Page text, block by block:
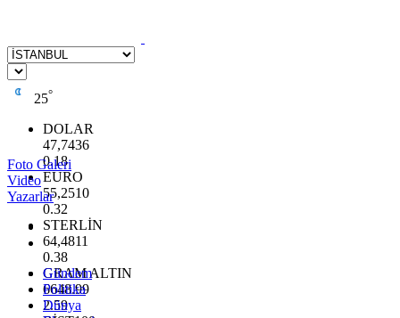
25°
DOLAR
47,7436
0.18
EURO
55,2510
0.32
STERLİN
64,4811
0.38
GRAM ALTIN
6648.99
2.59
Foto Galeri
Video
Yazarlar
Gündem
Politika
Dünya